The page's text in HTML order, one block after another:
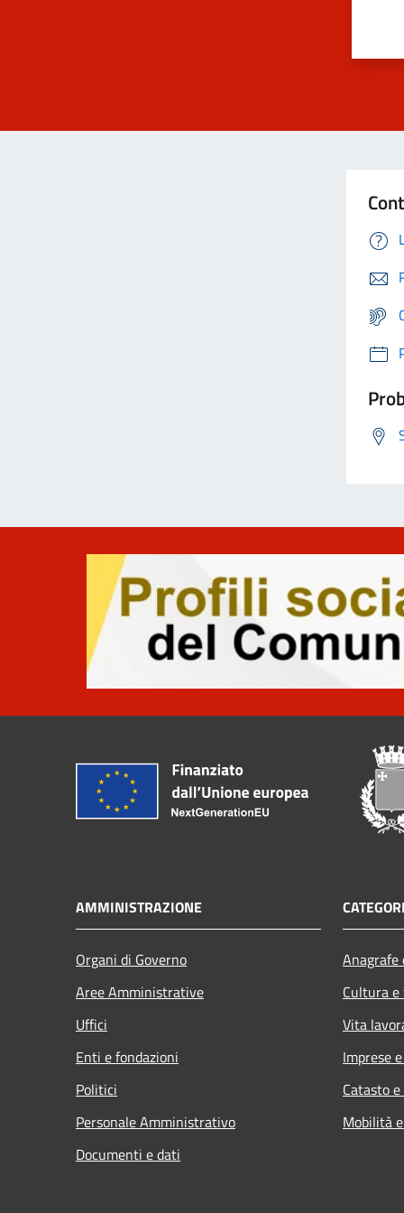
AMMINISTRAZIONE
Organi di Governo
Aree Amministrative
Uffici
Enti e fondazioni
Politici
Personale Amministrativo
Documenti e dati
Cultura
Vita
Imprese
Catasto
Mobilità